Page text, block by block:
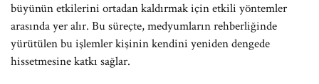
büyünün etkilerini ortadan kaldırmak için etkili yöntemler
arasında yer alır. Bu süreçte, medyumların rehberliğinde
yürütülen bu işlemler kişinin kendini yeniden dengede
hissetmesine katkı sağlar.